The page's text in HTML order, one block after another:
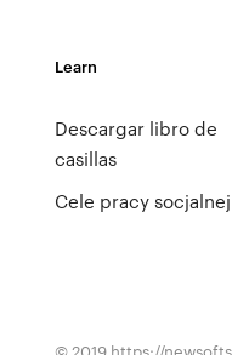
Learn
Descargar libro de
casillas
Cele pracy socjalnej
© 2019 https://